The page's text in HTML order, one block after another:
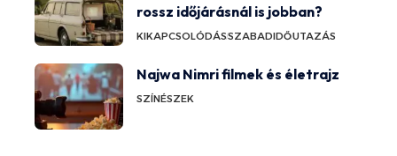
rossz időjárásnál is jobban?
KIKAPCSOLÓDÁSSZABADIDŐUTAZÁS
Najwa Nimri filmek és életrajz
SZÍNÉSZEK